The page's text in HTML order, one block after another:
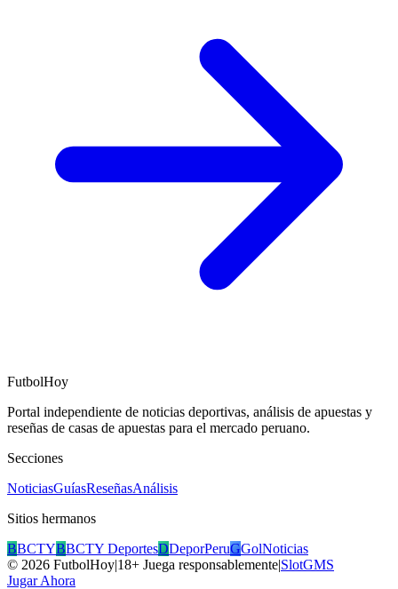
FutbolHoy
Portal independiente de noticias deportivas, análisis de apuestas y
reseñas de casas de apuestas para el mercado peruano.
Secciones
NoticiasGuíasReseñasAnálisis
Sitios hermanos
BBCTYBBCTY DeportesDDeporPeruGGolNoticias
© 2026 FutbolHoy|18+ Juega responsablemente|SlotGMS
Jugar Ahora